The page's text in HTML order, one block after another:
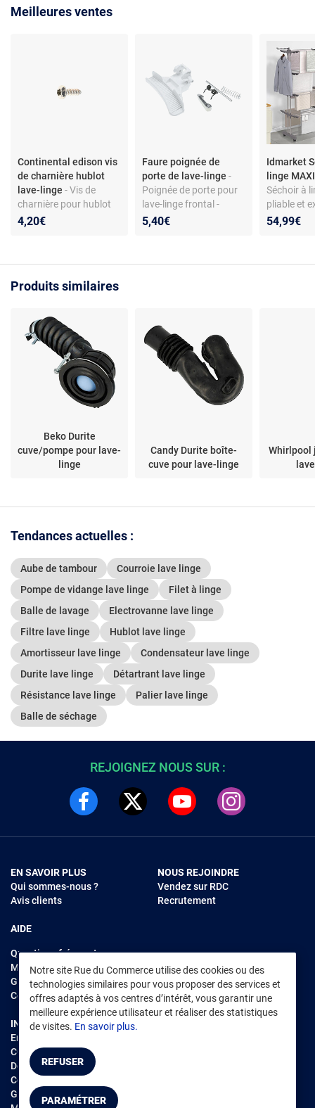
Meilleures ventes
Continental edison vis
de charnière hublot
lave-linge - Vis de
charnière pour hublot
de lave-linge - Acier
4,20€
Faure poignée de
porte de lave-linge-
Poignée de porte pour
lave-linge frontal -
compatible
5,40€
Idmarket
linge
Séchoir à
pliable et
niveaux
54,99€
Produits similaires
Beko Durite
cuve/pompe pour lave-
linge
Candy Durite boîte-
cuve pour lave-linge
Whirlpool
Tendances actuelles :
Aube de tambour
Courroie lave linge
Pompe de vidange lave linge
Filet à linge
Balle de lavage
Electrovanne lave linge
Filtre lave linge
Hublot lave linge
Amortisseur lave linge
Condensateur lave linge
Durite lave linge
Détartrant lave linge
Résistance lave linge
Palier lave linge
Balle de séchage
Notre site Rue du Commerce utilise des cookies ou des
technologies similaires pour vous proposer des services et
offres adaptés à vos centres d’intérêt, vous garantir une
meilleure expérience utilisateur et réaliser des statistiques
de visites. En savoir plus.
REFUSER
PARAMÉTRER
REJOIGNEZ NOUS SUR :
EN SAVOIR PLUS
Qui sommes-nous ?
Avis clients
AIDE
Questions fréquentes
Modes de règlements
Garantie et retours
Contacter Rue du Commerce
NOUS REJOINDRE
Vendez sur RDC
Recrutement
INFORMATIONS LÉGALES
Environnement
CGV /CGU Marketplace
Données personnelles
Cookies
Gérer mes cookies